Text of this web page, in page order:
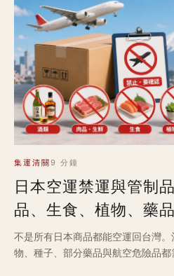
集運清關9 分鐘
日本空運禁運與管制
品、生食、植物、藥
不是所有日本商品都能空運回台灣
物、種子、部分藥品與航空危險品都